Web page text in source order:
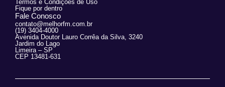
Termos e Condições de Uso
Fique por dentro
Fale Conosco
contato@melhorfm.com.br
(19) 3404-4000
Avenida Doutor Lauro Corrêa da Silva, 3240
Jardim do Lago
Limeira – SP
CEP 13481-631